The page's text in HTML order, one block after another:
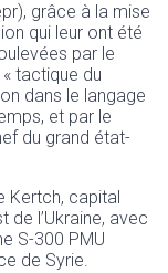
grâce à la mise
qui leur ont été
par le
tactique du
dans le langage
et par le
du grand état-
Kertch, capital
de l’Ukraine, avec
S-300 PMU
de Syrie.